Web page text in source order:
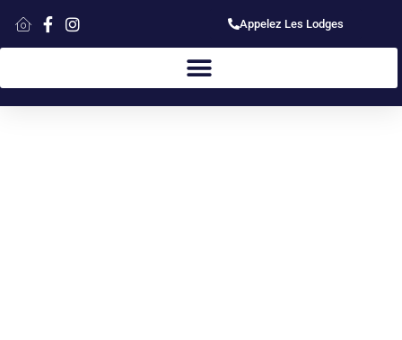
Appelez Les Lodges